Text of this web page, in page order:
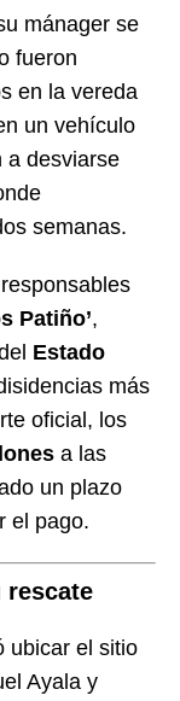
mánager se
fueron
en la vereda
un vehículo
a desviarse
semanas.
Patiño’,
Estado
más
oficial, los
a las
un plazo
el pago.
rescate
ubicar el sitio
Ayala y